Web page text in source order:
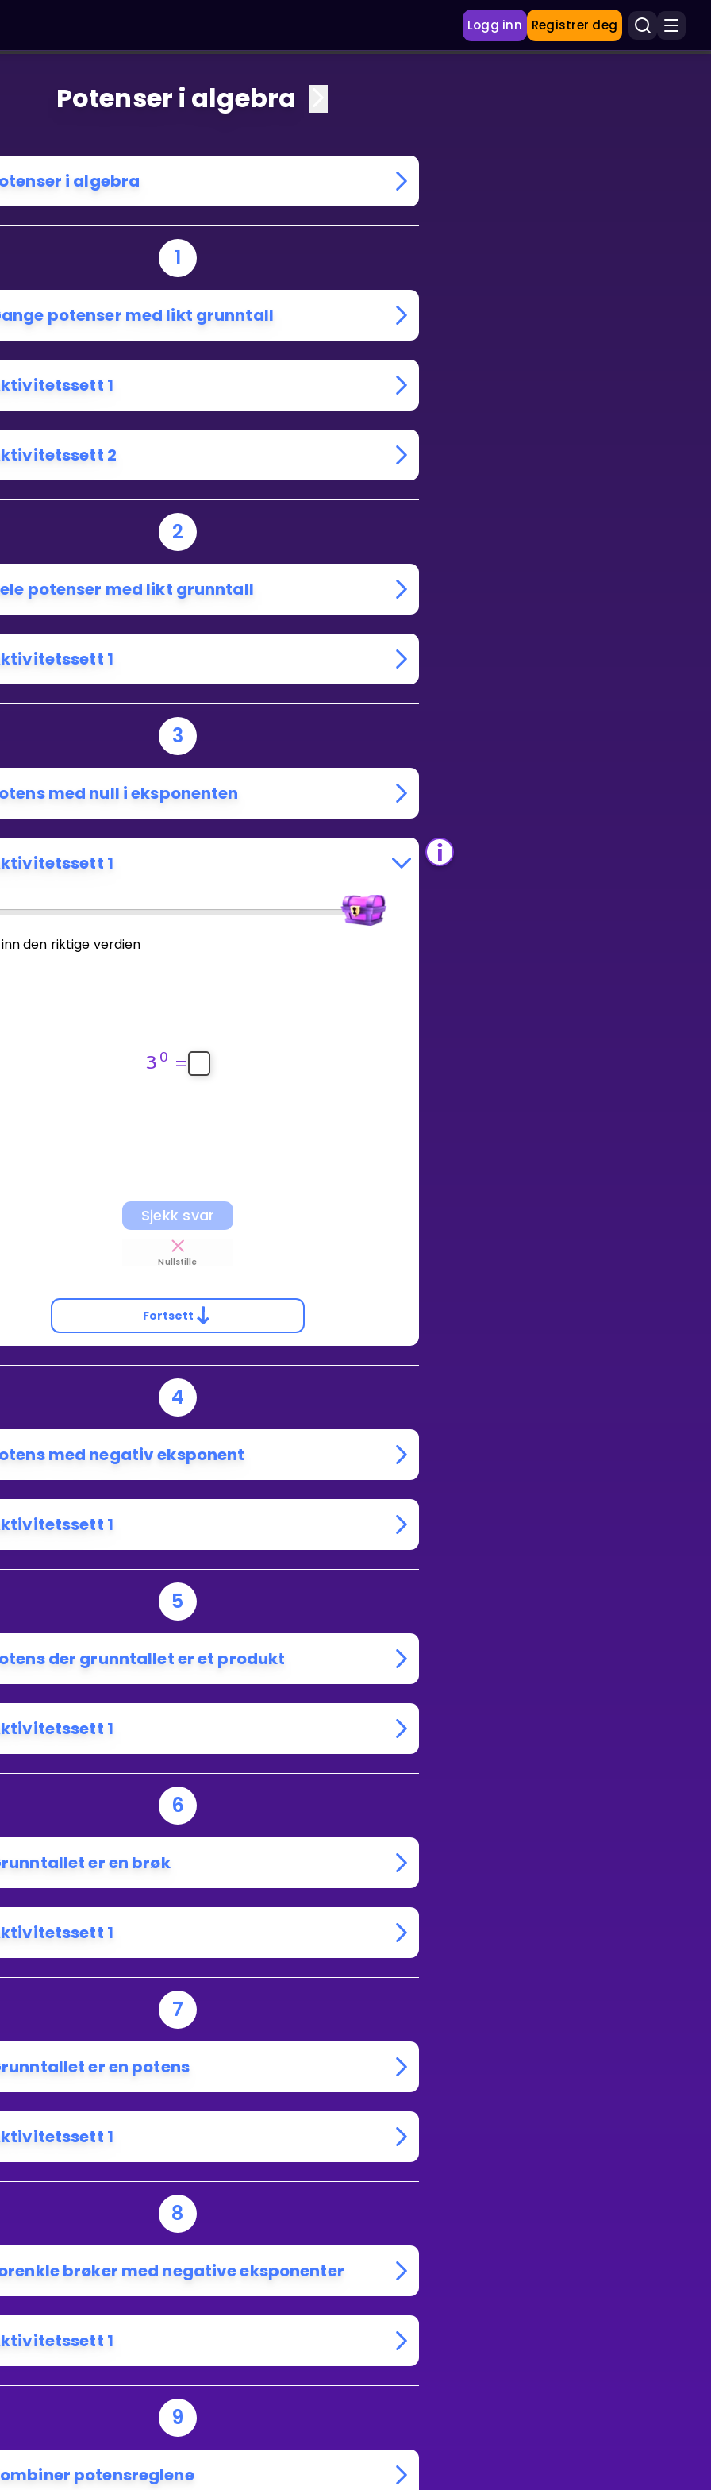
Logg inn Registrer deg
Bestill privatundervisning
Potenser i algebra
i algebra
1
potenser med likt grunntall
1
2
2
potenser med likt grunntall
1
3
med null i eksponenten
1
den riktige verdien
3 0 =
Sjekk svar
Nullstille
Fortsett
4
med negativ eksponent
1
5
der grunntallet er et produkt
1
6
er en brøk
1
7
er en potens
1
8
brøker med negative eksponenter
1
9
potensreglene